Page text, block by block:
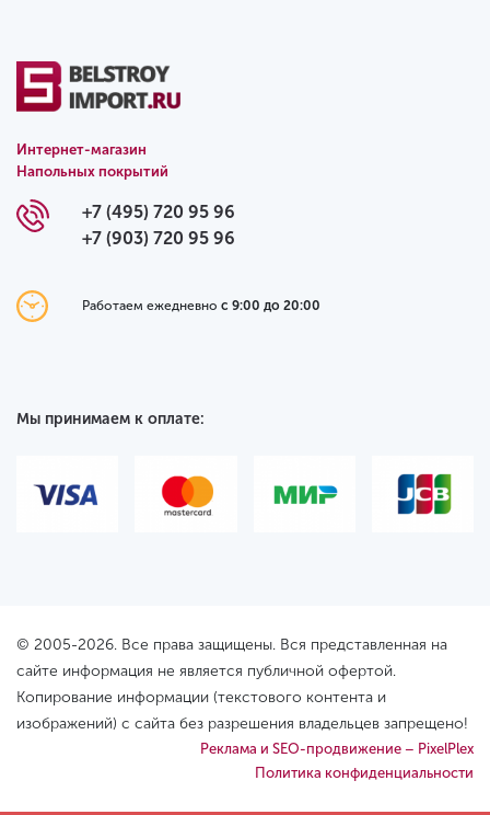
Интернет-магазин
Напольных покрытий
+7 (495) 720 95 96
+7 (903) 720 95 96
Работаем ежедневно с 9:00 до 20:00
Мы принимаем к оплате:
© 2005-2026. Все права защищены. Вся представленная на
сайте информация не является публичной офертой.
Копирование информации (текстового контента и
изображений) с сайта без разрешения владельцев запрещено!
Реклама и SEO-продвижение – PixelPlex
Политика конфиденциальности